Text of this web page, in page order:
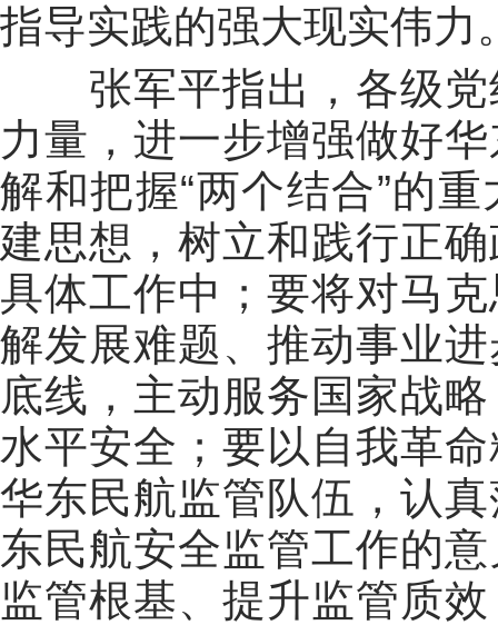
指导实践的强大现实伟力
张军平指出，各级党
力量，进一步增强做好
解和把握“两个结合”的
建思想，树立和践行正
具体工作中；要将对马
解发展难题、推动事业
底线，主动服务国家战
水平安全；要以自我革
华东民航监管队伍，认
东民航安全监管工作的
监管根基、提升监管质